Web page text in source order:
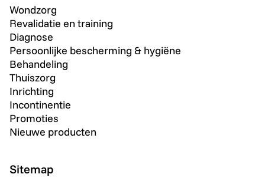
Wondzorg
Revalidatie en training
Diagnose
Persoonlijke bescherming & hygiëne
Behandeling
Thuiszorg
Inrichting
Incontinentie
Promoties
Nieuwe producten
Sitemap